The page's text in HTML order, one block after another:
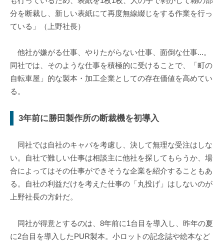
分を断裁し、新しい表紙にて再度無線綴じをする作業を行っ
ている」（上野社長）
他社が嫌がる仕事、やりたがらない仕事、面倒な仕事...。
同社では、そのような仕事を積極的に受けることで、「町の
自転車屋」的な製本・加工企業としての存在価値を高めてい
る。
3年前に勝田製作所の断裁機を初導入
同社では自社のキャパを考慮し、決して無理な受注はしな
い。自社で難しい仕事は相談主に他社を探してもらうか、場
合によってはその仕事ができそうな企業を紹介することもあ
る。自社の利益だけを考えた仕事の「丸投げ」はしないのが
上野社長の方針だ。
同社が得意とするのは、8年前に1台目を導入し、昨年の夏
に2台目を導入したPUR製本。小ロットの記念誌や絵本など